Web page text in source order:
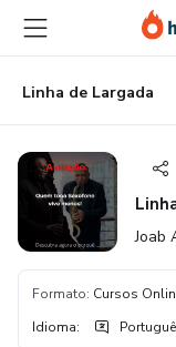
para
conteúdo
principal
para
pagamento
para
rodapé
Linha de Largada
Joab
Formato: Cursos
Idioma: